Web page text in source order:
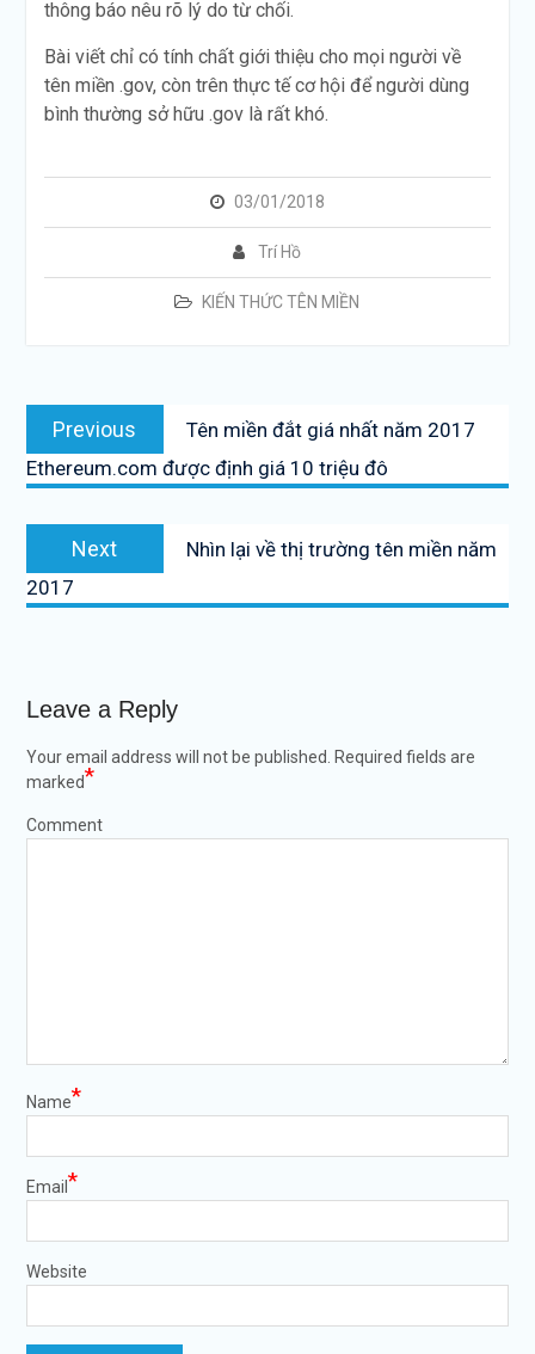
thông báo nêu rõ lý do từ chối.
Bài viết chỉ có tính chất giới thiệu cho mọi người về
tên miền .gov, còn trên thực tế cơ hội để người dùng
bình thường sở hữu .gov là rất khó.
03/01/2018
Trí Hồ
KIẾN THỨC TÊN MIỀN
Post
navigation
Previous
Previous
post:
Tên miền đắt giá nhất năm 2017
Ethereum.com được định giá 10 triệu đô
Next
Next
post:
Nhìn lại về thị trường tên miền năm
2017
Leave a Reply
Your email address will not be published.
Required fields are
marked*
Comment
Name*
Email *
Website